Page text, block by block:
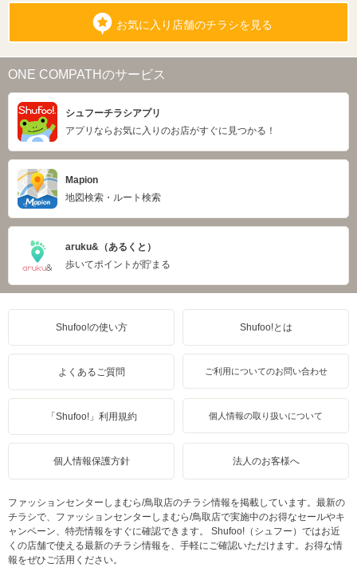
お気に入り店舗のチラシを見る
ONE COMPATHのサービス
シュフーチラシアプリ
アプリならお気に入りのお店がすぐに見つかる！
Mapion
地図検索・ルート検索
aruku&（あるくと）
歩いてポイントが貯まる
Shufoo!の使い方 Shufoo!とは
よくあるご質問 ご利用についてのお問い合わせ
「Shufoo!」利用規約 個人情報の取り扱いについて
個人情報保護方針 法人のお客様へ
ファッションセンターしまむら/鳥取店のチラシ情報を掲載しています。最新の
チラシで、ファッションセンターしまむら/鳥取店で実施中のお得なセールやキ
ャンペーン、特売情報をすぐに確認できます。 Shufoo!（シュフー）ではお近
くの店舗で使える最新のチラシ情報を、手軽にご確認いただけます。お得な情
報をぜひご活用ください。